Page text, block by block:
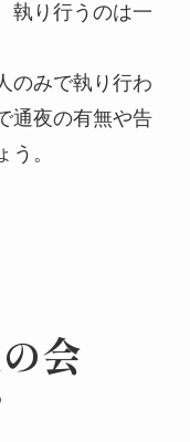
執り行うのは一
のみで執り行わ
通夜の有無や告
。
会